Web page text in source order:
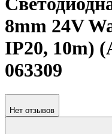
8mm 24V
IP20, 10m)
063309
Нет отзывов